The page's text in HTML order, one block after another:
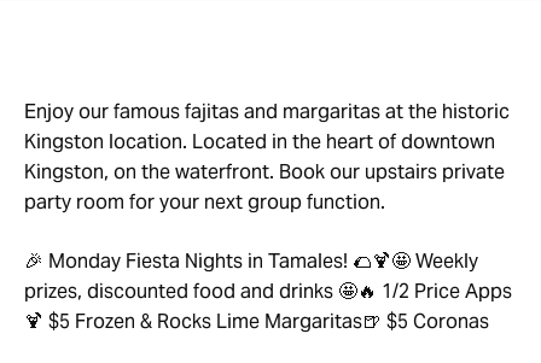
Enjoy our famous fajitas and margaritas at the historic
Kingston location. Located in the heart of downtown
Kingston, on the waterfront. Book our upstairs private
party room for your next group function.
🎉 Monday Fiesta Nights in Tamales! 🌮🍹🤩 Weekly
prizes, discounted food and drinks 🤩🔥 1/2 Price Apps
🍹 $5 Frozen & Rocks Lime Margaritas🍺 $5 Coronas